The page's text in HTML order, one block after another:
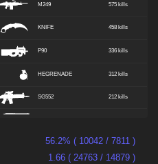
M249 575 kills
KNIFE 458 kills
P90 336 kills
HEGRENADE 312 kills
SG552 212 kills
P228 169 kills
USP 103 kills
56.2% ( 10042 / 7811 )
1.66 ( 24763 / 14879 )